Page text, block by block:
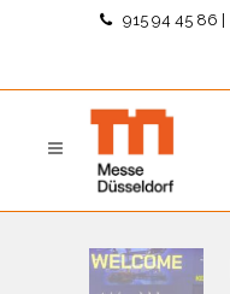
915 94 45 86